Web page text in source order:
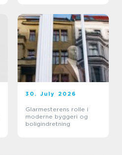
30. July 2026
Glarmesterens rolle i
moderne byggeri og
boligindretning